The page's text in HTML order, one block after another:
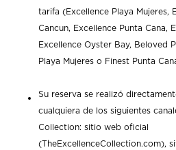
tarifa (Excellence Playa Mujeres,
Cancun, Excellence Punta Cana,
Excellence Oyster Bay, Beloved
Playa Mujeres o Finest Punta
Su reserva se realizó
cualquiera de los siguientes
Collection: sitio web oficial
(TheExcellenceCollection.com),